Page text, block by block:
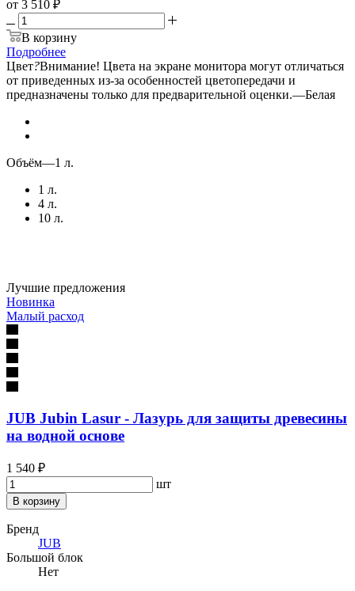
от 3 510 ₽
В корзину
Подробнее
Цвет?Внимание! Цвета на экране монитора могут отличаться
от приведенных из-за особенностей цветопередачи и
предназначены только для предварительной оценки.—Белая
Объём—1 л.
1 л.
4 л.
10 л.
Лучшие предложения
Новинка
Малый расход
JUB Jubin Lasur - Лазурь для защиты древесины
на водной основе
1 540 ₽
шт
В корзину
Бренд
JUB
Большой блок
Нет